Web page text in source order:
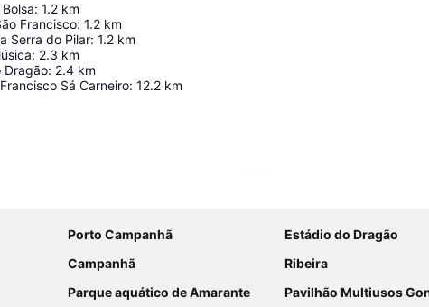
: 1.2 km
Francisco: 1.2 km
Serra do Pilar: 1.2 km
: 2.3 km
Dragão: 2.4 km
Sá Carneiro: 12.2 km
Porto Campanhã
Estádio do Dragão
Campanhã
Ribeira
Parque aquático de Amarante
Pavilhão Multiusos